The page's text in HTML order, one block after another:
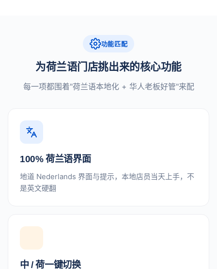
功能匹配
为荷兰语门店挑出来的核心功能
每一项都围着"荷兰语本地化 + 华人老板好管"来配
100% 荷兰语界面
地道 Nederlands 界面与提示，本地店员当天上手，不
是英文硬翻
中 / 荷一键切换